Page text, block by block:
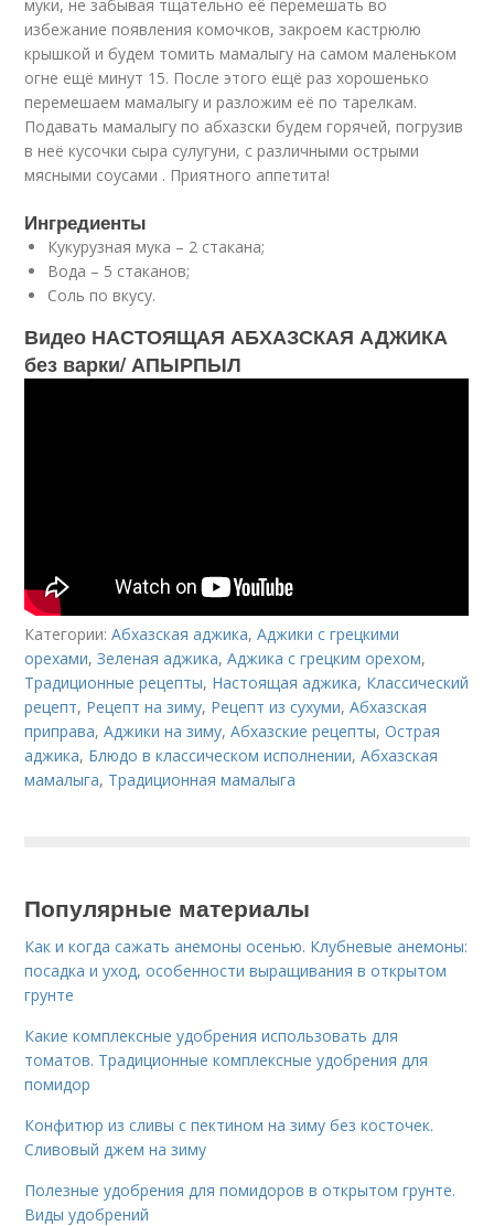
муки, не забывая тщательно её перемешать во
избежание появления комочков, закроем кастрюлю
крышкой и будем томить мамалыгу на самом маленьком
огне ещё минут 15. После этого ещё раз хорошенько
перемешаем мамалыгу и разложим её по тарелкам.
Подавать мамалыгу по абхазски будем горячей, погрузив
в неё кусочки сыра сулугуни, с различными острыми
мясными соусами . Приятного аппетита!
Ингредиенты
Кукурузная мука – 2 стакана;
Вода – 5 стаканов;
Соль по вкусу.
Видео НАСТОЯЩАЯ АБХАЗСКАЯ АДЖИКА
без варки/ АПЫРПЫЛ
Категории:Абхазская аджика,Аджики с грецкими
орехами,Зеленая аджика,Аджика с грецким орехом,
Традиционные рецепты, Настоящая аджика, Классический
рецепт, Рецепт на зиму, Рецепт из сухуми,Абхазская
приправа,Аджики на зиму,Абхазские рецепты,Острая
аджика, Блюдо в классическом исполнении,Абхазская
мамалыга, Традиционная мамалыга
Популярные материалы
Как и когда сажать анемоны осенью. Клубневые анемоны:
посадка и уход, особенности выращивания в открытом
грунте
Какие комплексные удобрения использовать для
томатов. Традиционные комплексные удобрения для
помидор
Конфитюр из сливы с пектином на зиму без косточек.
Сливовый джем на зиму
Полезные удобрения для помидоров в открытом грунте.
Виды удобрений